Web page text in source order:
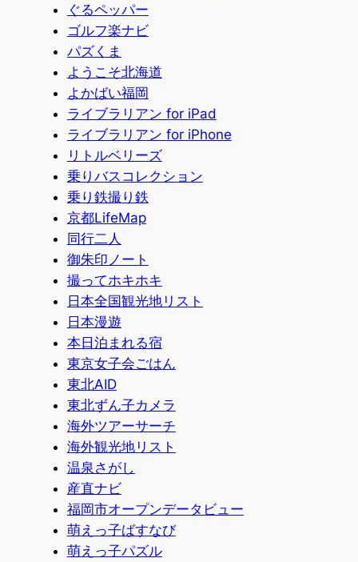
ぐるペッパー
ゴルフ楽ナビ
パズくま
ようこそ北海道
よかばい福岡
ライブラリアン for iPad
ライブラリアン for iPhone
リトルベリーズ
乗りバスコレクション
乗り鉄撮り鉄
京都LifeMap
同行二人
御朱印ノート
撮ってホキホキ
日本全国観光地リスト
日本漫遊
本日泊まれる宿
東京女子会ごはん
東北AID
東北ずん子カメラ
海外ツアーサーチ
海外観光地リスト
温泉さがし
産直ナビ
福岡市オープンデータビュー
萌えっ子ばすなび
萌えっ子パズル